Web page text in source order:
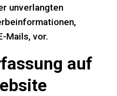
unverlangten
Mails, vor.
auf